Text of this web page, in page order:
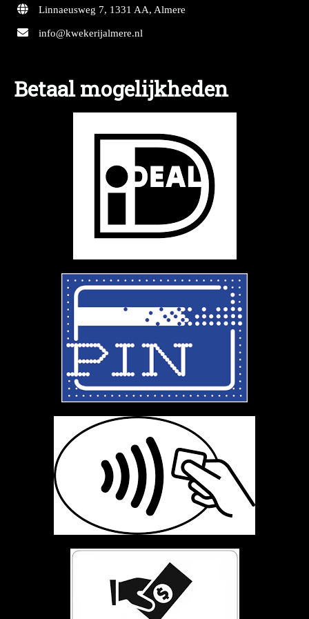
Linnaeusweg 7, 1331 AA, Almere
info@kwekerijalmere.nl
Betaal mogelijkheden